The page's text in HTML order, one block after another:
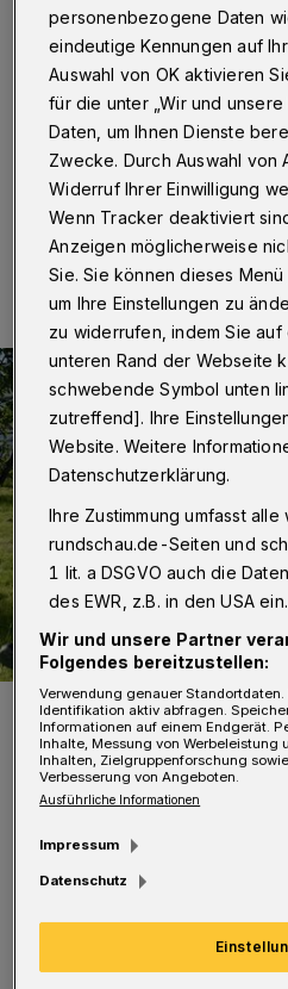
Wuppertal·Im Zuge von
Fahrstuhlschacht des
ein Baugerüst angebracht
aufgetragen. Für die Lehrerin
Gelegenheit, ein Kunstprojekt
Leben zu rufen.
26.06.2022 , 16:00 Uhr Eine
Die 13 Schülerinnen und Schüler vor
Foto: Simone Bahrmann
Unterstützt von den
Heuwold und Christian
Schülerinnen und
personenbezogene Daten
eindeutige Kennungen auf
Auswahl von OK aktivieren
für die unter „Wir und
Daten, um Ihnen Dienste
Zwecke. Durch Auswahl von
Widerruf Ihrer Einwilligung
Wenn Tracker deaktiviert
Anzeigen möglicherweise
Sie. Sie können dieses
um Ihre Einstellungen zu
zu widerrufen, indem Sie auf
unteren Rand der Webseite
schwebende Symbol unten
zutreffend]. Ihre
Website. Weitere
Datenschutzerklärung.
Ihre Zustimmung umfasst
rundschau.de-Seiten und
1 lit. a DSGVO auch die
des EWR, z.B. in den USA ein.
Wir und unsere Partner
Folgendes bereitzustellen:
Verwendung genauer
Identifikation aktiv abfragen.
Informationen auf einem Endgerät.
Inhalte, Messung von Werbeleistung
Inhalten, Zielgruppenforschung
Verbesserung von Angeboten.
Ausführliche Informationen
Impressum
Datenschutz